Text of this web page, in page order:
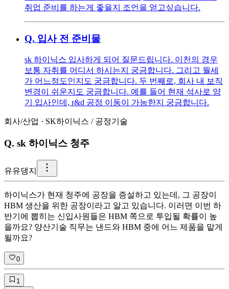
취업 준비를 하는게 좋을지 조언을 얻고싶습니다.
Q. 입사 전 준비물
sk 하이닉스 입사하게 되어 질문드립니다. 이천의 경우
보통 자취를 어디서 하시는지 궁금합니다. 그리고 월세
가 어느정도인지도 궁금합니다. 두 번째로, 회사 내 보직
변경이 쉬운지도 궁금합니다. 예를 들어 현재 석사로 양
기 입사인데, r&d 공정 이동이 가능한지 궁금합니다.
회사/산업 · SK하이닉스 / 공정기술
Q. sk 하이닉스 청주
유유댕지
하이닉스가 현재 청주에 공장을 증설하고 있는데, 그 공장이
HBM 생산을 위한 공장이라고 알고 있습니다. 이러면 이번 하
반기에 뽑히는 신입사원들은 HBM 쪽으로 투입될 확률이 높
을까요? 양산기술 직무는 낸드와 HBM 중에 어느 제품을 맡게
될까요?
0
1